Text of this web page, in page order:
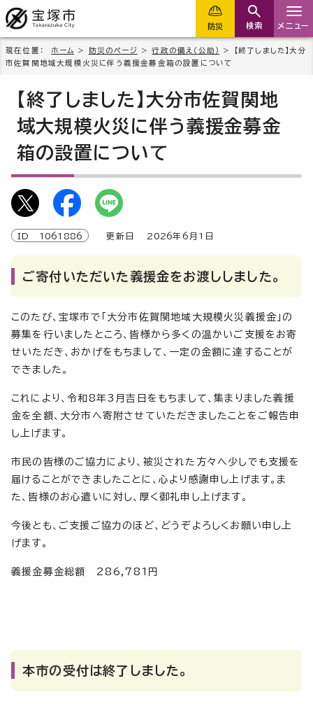
防災 検索 メニュー
現在位置： ホーム > 防災のページ >行政の備え（公助）
> 【終了しました】大分
市佐賀関地域大規模火災に伴う義援金募金箱の設置について
【終了しました】大分市佐賀関地
域大規模火災に伴う義援金募金
箱の設置について
ID 1061886 更新日 2026年6月1日
ご寄付いただいた義援金をお渡ししました。
このたび、宝塚市で「大分市佐賀関地域大規模火災義援金」の
募集を行いましたところ、皆様から多くの温かいご支援をお寄
せいただき、おかげをもちまして、一定の金額に達することが
できました。
これにより、令和8年3月吉日をもちまして、集まりました義援
金を全額、大分市へ寄附させていただきましたことをご報告申
し上げます。
市民の皆様のご協力により、被災された方々へ少しでも支援を
届けることができましたことに、心より感謝申し上げます。ま
た、皆様のお心遣いに対し、厚く御礼申し上げます。
今後とも、ご支援ご協力のほど、どうぞよろしくお願い申し上
げます。
義援金募金総額 286,781円
本市の受付は終了しました。